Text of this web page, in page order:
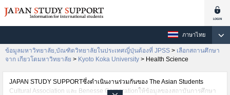
ภาษาไทย
ข้อมูลมหาวิทยาลัย,บัณฑิตวิทยาลัยในประเทศญี่ปุ่นต้องที่ JPSS > เลือกสถานศึกษา
จาก เกียวโตมหาวิทยาลัย > Kyoto Koka University > Health Science
JAPAN STUDY SUPPORTซึ่งดำเนินงานร่วมกันของ The Asian Students
Cultural Association และ Benesse Corporationให้ข้อมูลของสถาบันการศึกษา